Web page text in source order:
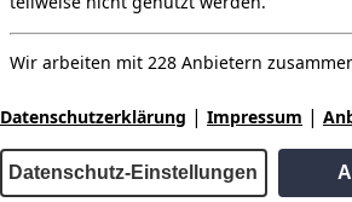
Wir arbeiten mit 228 Anbietern
Datenschutzerklärung | Impressum |
Datenschutz-Einstellungen